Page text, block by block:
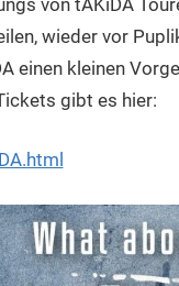
wieder vor
einen kleinen
gibt es hier: